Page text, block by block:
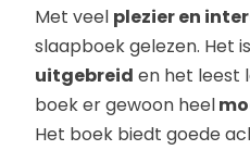
Met veel plezier en
slaapboek gelezen. Het
uitgebreid en het leest
boek er gewoon heel
Het boek biedt goede